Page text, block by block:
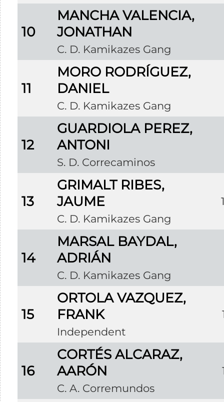
10
MANCHA VALENCIA,
JONATHAN
C. D. Kamikazes Gang
11
MORO RODRÍGUEZ,
DANIEL
C. D. Kamikazes Gang
12
GUARDIOLA PEREZ,
ANTONI
S. D. Correcaminos
13
GRIMALT RIBES,
JAUME
C. D. Kamikazes Gang
14
MARSAL BAYDAL,
ADRIÁN
C. D. Kamikazes Gang
15
ORTOLA VAZQUEZ,
FRANK
Independent
16
CORTÉS ALCARAZ,
AARÓN
C. A. Corremundos